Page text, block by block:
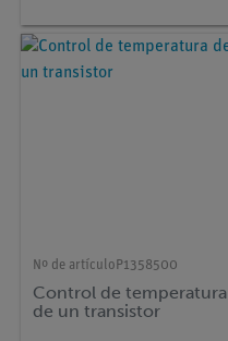
Nº de artículo P1358500
Control de temperatura
de un transistor